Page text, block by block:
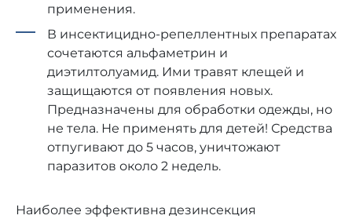
применения.
В инсектицидно-репеллентных препаратах
сочетаются альфаметрин и
диэтилтолуамид. Ими травят клещей и
защищаются от появления новых.
Предназначены для обработки одежды, но
не тела. Не применять для детей! Средства
отпугивают до 5 часов, уничтожают
паразитов около 2 недель.
Наиболее эффективна дезинсекция